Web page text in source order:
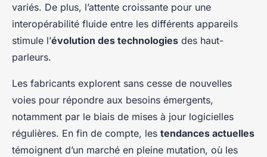
variés. De plus, l’attente croissante pour une
interopérabilité fluide entre les différents appareils
stimule l’évolution des technologies des haut-
parleurs.
Les fabricants explorent sans cesse de nouvelles
voies pour répondre aux besoins émergents,
notamment par le biais de mises à jour logicielles
régulières. En fin de compte, les tendances actuelles
témoignent d’un marché en pleine mutation, où les